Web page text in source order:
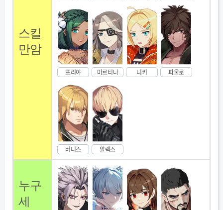
스킬
만암
프리야 마르티나 니키 파울로
버니스 알렉스
누구
세